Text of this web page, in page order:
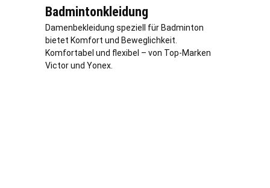
Badmintonkleidung
Damenbekleidung speziell für Badminton
bietet Komfort und Beweglichkeit.
Komfortabel und flexibel – von Top-Marken
Victor und Yonex.